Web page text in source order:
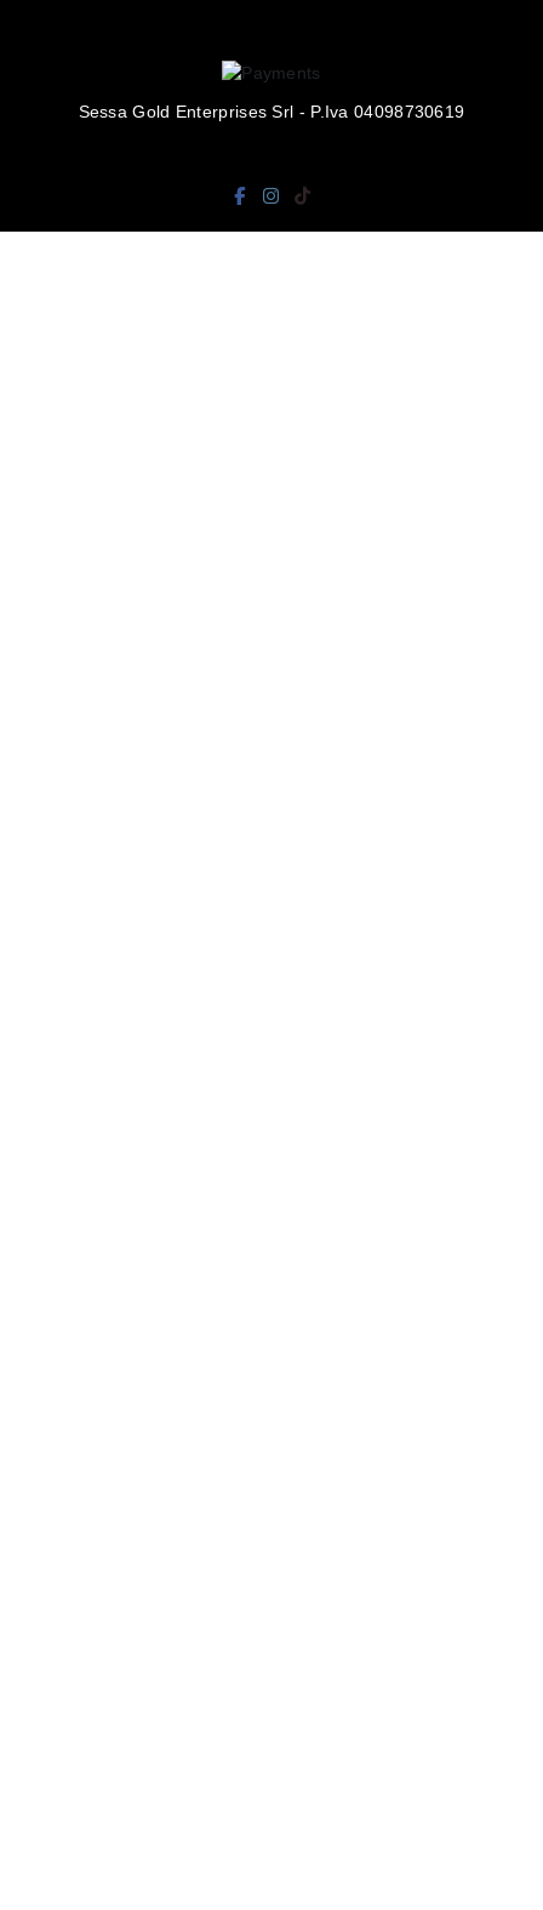
Sessa Gold Enterprises Srl - P.Iva 04098730619